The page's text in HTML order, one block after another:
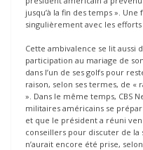
jusqu’à la fin des temps ».
singulièrement avec les
Cette ambivalence se lit aussi
participation au mariage de
dans l’un de ses golfs pour
raison, selon ses termes, de «
». Dans le même temps, CBS
militaires américains se
et que le président a réuni
conseillers pour discuter de
n’aurait encore été prise, selon